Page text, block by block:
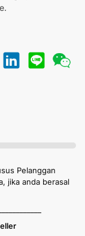
Pelanggan
jika anda berasal